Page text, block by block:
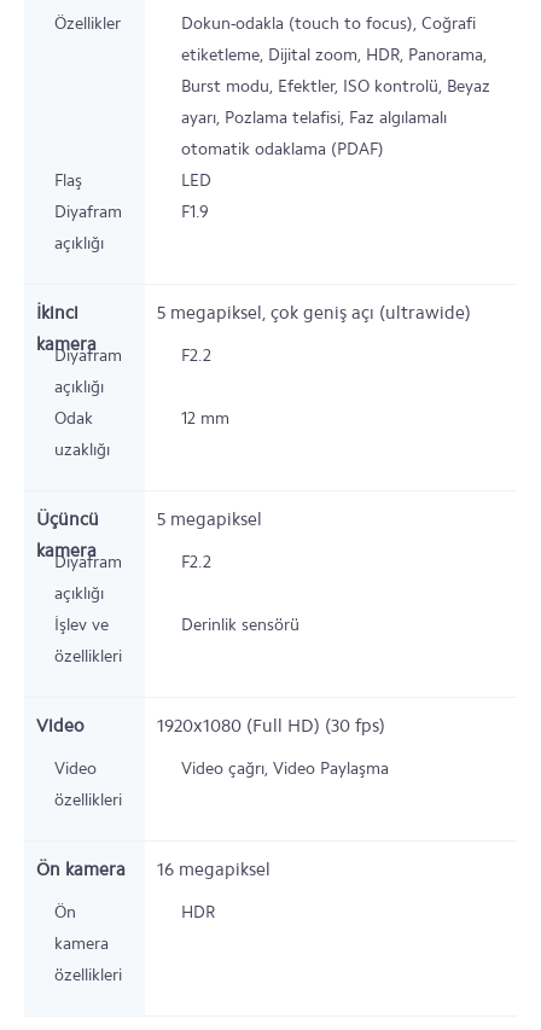
Özellikler
Dokun-odakla (touch to focus), Coğrafi
etiketleme, Dijital zoom, HDR, Panorama,
Burst modu, Efektler, ISO kontrolü, Beyaz
ayarı, Pozlama telafisi, Faz algılamalı
otomatik odaklama (PDAF)
Flaş
LED
Diyafram
açıklığı
F1.9
İkinci
kamera
5 megapiksel, çok geniş açı (ultrawide)
Diyafram
açıklığı
F2.2
Odak
uzaklığı
12 mm
Üçüncü
kamera
5 megapiksel
Diyafram
açıklığı
F2.2
İşlev ve
özellikleri
Derinlik sensörü
Video 1920x1080 (Full HD) (30 fps)
Video
özellikleri
Video çağrı, Video Paylaşma
Ön kamera 16 megapiksel
Ön
kamera
özellikleri
HDR